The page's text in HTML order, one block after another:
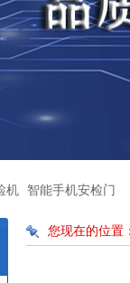
机 智能手机安检门
您现在的位置